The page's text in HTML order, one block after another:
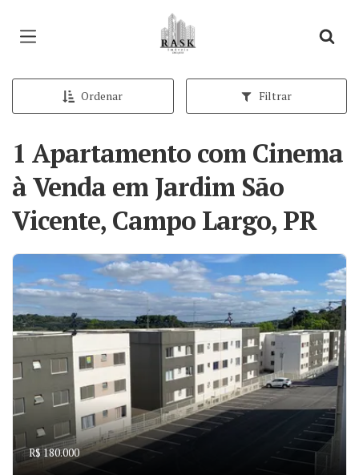
Página inicial
Ordenar Filtrar
1 Apartamento com Cinema
à Venda em Jardim São
Vicente, Campo Largo, PR
R$ 180.000